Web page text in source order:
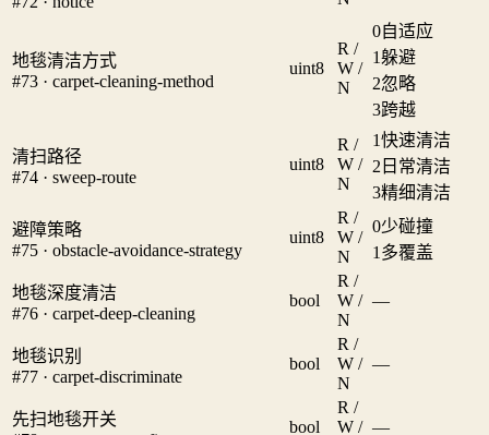
地毯清洁方式
#73 · carpet-cleaning-method
uint8
R /
W /
N
0自适应
1躲避
2忽略
3跨越
清扫路径
#74 · sweep-route
uint8
R /
W /
N
1快速清洁
2 日常清洁
3精细清洁
避障策略
#75 · obstacle-avoidance-strategy
uint8
R /
W /
N
0少碰撞
1 多覆盖
地毯深度清洁
#76 · carpet-deep-cleaning
bool
R /
W /
N
—
地毯识别
#77 · carpet-discriminate
bool
R /
W /
N
—
先扫地毯开关
bool
R /
W / —